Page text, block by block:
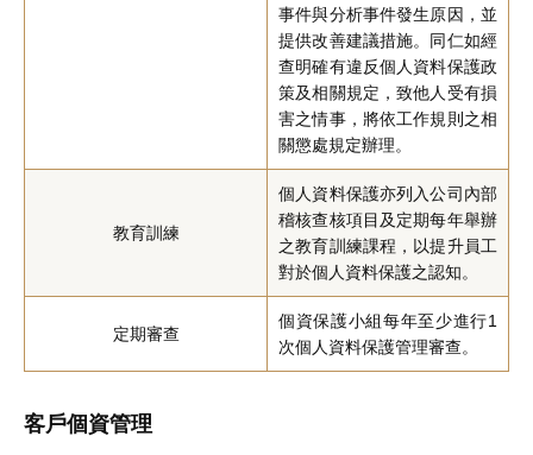
事件與分析事件發生原因，並
提供改善建議措施。同仁如經
查明確有違反個人資料保護政
策及相關規定，致他人受有損
害之情事，將依工作規則之相
關懲處規定辦理。
教育訓練
個人資料保護亦列入公司內部
稽核查核項目及定期每年舉辦
之教育訓練課程，以提升員工
對於個人資料保護之認知。
定期審查
個資保護小組每年至少進行1
次個人資料保護管理審查。
客戶個資管理